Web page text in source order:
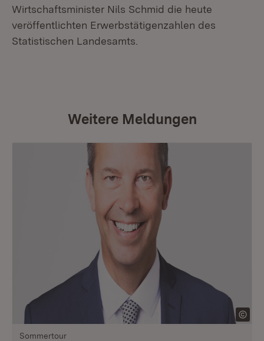
Wirtschaftsminister Nils Schmid die heute
veröffentlichten Erwerbstätigenzahlen des
Statistischen Landesamts.
Weitere Meldungen
Sommertour